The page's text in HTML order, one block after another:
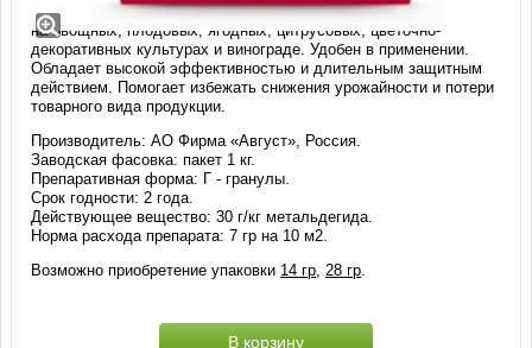
Выгодная упаковка! Современный препарат от слизней и улиток
на овощных, плодовых, ягодных, цитрусовых, цветочно-
декоративных культурах и винограде. Удобен в применении.
Обладает высокой эффективностью и длительным защитным
действием. Помогает избежать снижения урожайности и потери
товарного вида продукции.
Производитель: АО Фирма «Август», Россия.
Заводская фасовка: пакет 1 кг.
Препаративная форма: Г - гранулы.
Срок годности: 2 года.
Действующее вещество: 30 г/кг метальдегида.
Норма расхода препарата: 7 гр на 10 м2.
Возможно приобретение упаковки 14 гр 28 гр
В корзину